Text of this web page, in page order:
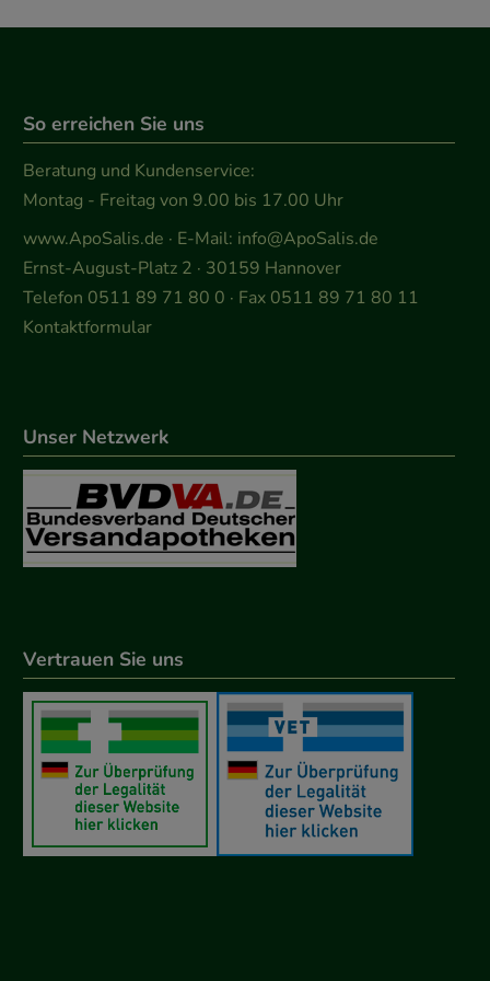
So erreichen Sie uns
Beratung und Kundenservice:
Montag - Freitag von 9.00 bis 17.00 Uhr
www.ApoSalis.de · E-Mail: info@ApoSalis.de
Ernst-August-Platz 2 · 30159 Hannover
Telefon 0511 89 71 80 0 · Fax 0511 89 71 80 11
Kontaktformular
Unser Netzwerk
Vertrauen Sie uns